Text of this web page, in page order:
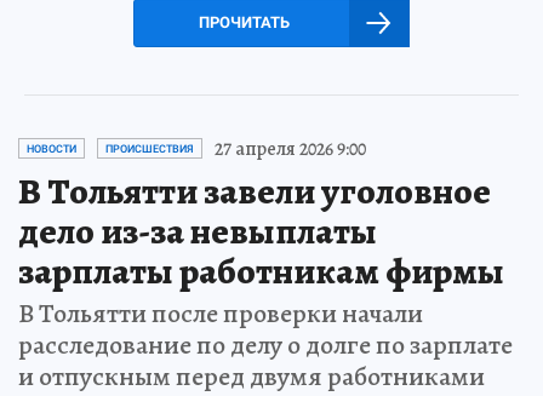
ПРОЧИТАТЬ
НОВОСТИ ПРОИСШЕСТВИЯ 27 апреля 2026 9:00
В Тольятти завели уголовное
дело из-за невыплаты
зарплаты работникам фирмы
В Тольятти после проверки начали
расследование по делу о долге по зарплате
и отпускным перед двумя работниками